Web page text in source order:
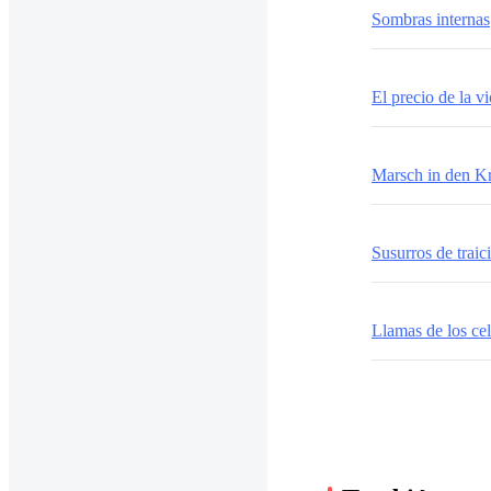
Sombras internas
El precio de la
Marsch in den
Susurros de
Llamas de los